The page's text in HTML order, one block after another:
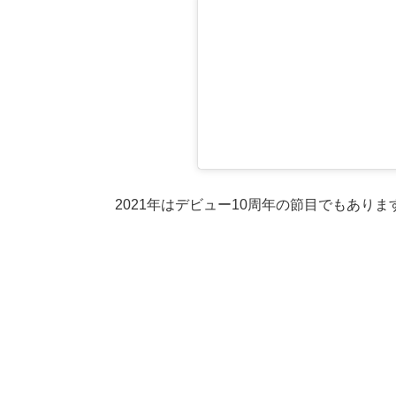
2021年はデビュー10周年の節目でもありま